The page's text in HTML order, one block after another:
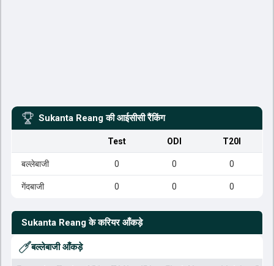
Sukanta Reang की आईसीसी रैंकिंग
Test ODI T20I
बल्लेबाजी 0 0 0
गेंदबाजी 0 0 0
Sukanta Reang के करियर आँकड़े
बल्लेबाजी आँकड़े